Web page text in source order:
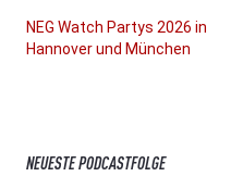
NEG Watch Partys 2026 in
Hannover und München
NEUESTE PODCASTFOLGE